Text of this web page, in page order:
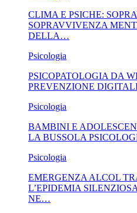
CLIMA E PSICHE:
SOPRAVVIVENZA
DELLA…
Psicologia
PSICOPATOLOGIA DA
PREVENZIONE
Psicologia
BAMBINI E
LA BUSSOLA
Psicologia
EMERGENZA ALCOL
L’EPIDEMIA
NE…